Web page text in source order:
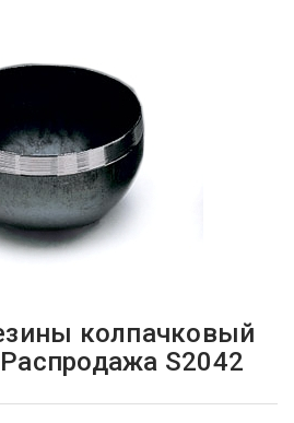
колпачковый
S2042